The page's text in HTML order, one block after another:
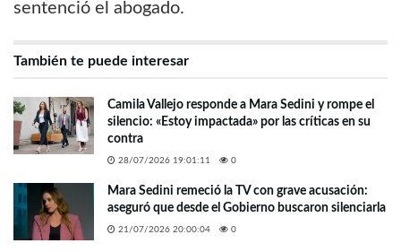
sentenció el abogado.
También te puede interesar
Camila Vallejo responde a Mara Sedini y rompe el
silencio: «Estoy impactada» por las críticas en su
contra
28/07/2026 19:01:11 0
Mara Sedini remeció la TV con grave acusación:
aseguró que desde el Gobierno buscaron silenciarla
21/07/2026 20:00:04 0